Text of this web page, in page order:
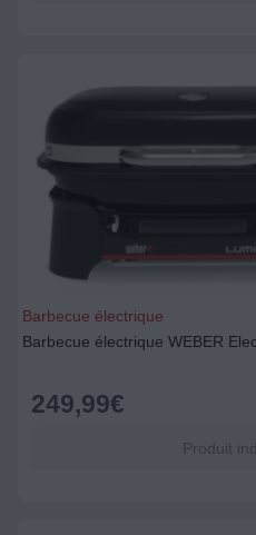
Barbecue électrique
Barbecue électrique WEBER
249,99€
Produit